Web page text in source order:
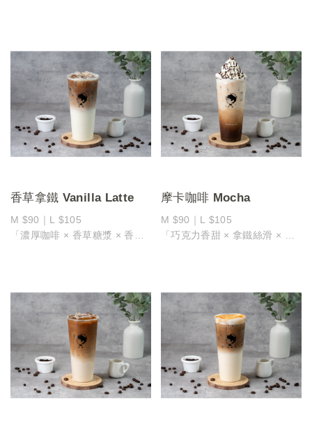
為基底，搭配滑順牛乳
完美融合出綿密柔和的口感
牛奶的自然甜香中和了咖啡的微
苦
讓整體風味更加平衡、順口，層
次豐富又不失清爽！
「濃厚咖啡 × 香醇牛乳 × 深邃
嚴選香氣濃郁的義式濃縮咖啡
打造咖啡味更為厚實的「重拿
再打發成細緻綿密的奶泡，層層
堆疊出經典的三層口感
咖啡香氣十足、奶香滑順次，入
口溫潤滑順
尾韻帶有淡雅奶甜與咖啡微苦的
絕妙平衡
香草拿鐵 Vanilla Latte
M $90｜L $105
「濃厚咖啡 × 香草糖漿 × 香醇
草糖漿與香醇牛乳
打造出一杯香氣四溢、層次豐富
的風味拿鐵
濃厚奶香中夾帶香草特有的柔和
香甜
巧妙中和咖啡的微苦，使整體口
感更加圓潤順口！
摩卡咖啡 Mocha
M $90｜L $105
「巧克力香甜 × 拿鐵絲滑 × 醇
滑順、濃郁、香甜而不膩，每一
口都值得細細品嚐
無論炎夏冰飲還是冬日熱飲，摩
卡咖啡 都能帶來溫柔又奢華的
味覺體驗